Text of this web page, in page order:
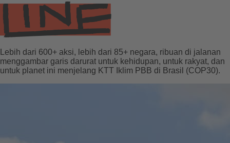
Lebih dari 600+ aksi, lebih dari 85+ negara, ribuan di jalanan
menggambar garis darurat untuk kehidupan, untuk rakyat, dan
untuk planet ini menjelang KTT Iklim PBB di Brasil (COP30).